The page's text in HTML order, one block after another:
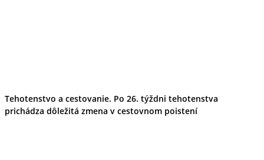
Tehotenstvo a cestovanie. Po 26. týždni tehotenstva
prichádza dôležitá zmena v cestovnom poistení